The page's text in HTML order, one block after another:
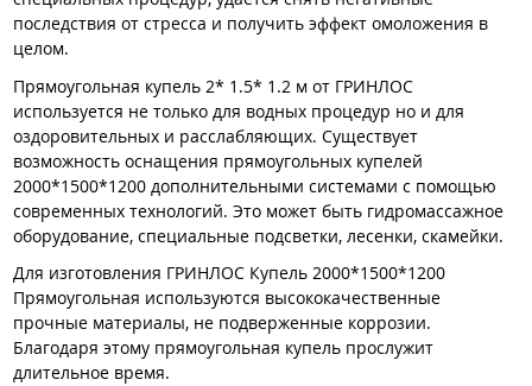
последствия от стресса и получить эффект омоложения в
целом.
Прямоугольная купель 2* 1.5* 1.2 м от ГРИНЛОС
используется не только для водных процедур но и для
оздоровительных и расслабляющих. Существует
возможность оснащения прямоугольных купелей
2000*1500*1200 дополнительными системами с помощью
современных технологий. Это может быть гидромассажное
оборудование, специальные подсветки, лесенки, скамейки.
Для изготовления ГРИНЛОС Купель 2000*1500*1200
Прямоугольная используются высококачественные
прочные материалы, не подверженные коррозии.
Благодаря этому прямоугольная купель прослужит
длительное время.